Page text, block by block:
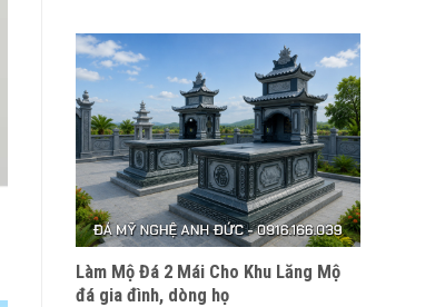
Làm Mộ Đá 2 Mái Cho Khu Lăng Mộ
đá gia đình, dòng họ